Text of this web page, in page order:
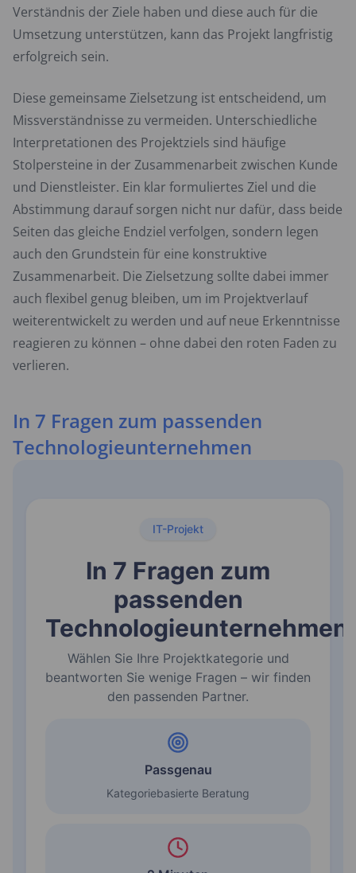
Verständnis der Ziele haben und diese auch für die
Umsetzung unterstützen, kann das Projekt langfristig
erfolgreich sein.
Diese gemeinsame Zielsetzung ist entscheidend, um
Missverständnisse zu vermeiden. Unterschiedliche
Interpretationen des Projektziels sind häufige
Stolpersteine in der Zusammenarbeit zwischen Kunde
und Dienstleister. Ein klar formuliertes Ziel und die
Abstimmung darauf sorgen nicht nur dafür, dass beide
Seiten das gleiche Endziel verfolgen, sondern legen
auch den Grundstein für eine konstruktive
Zusammenarbeit. Die Zielsetzung sollte dabei immer
auch flexibel genug bleiben, um im Projektverlauf
weiterentwickelt zu werden und auf neue Erkenntnisse
reagieren zu können – ohne dabei den roten Faden zu
verlieren.
In 7 Fragen zum passenden
Technologieunternehmen